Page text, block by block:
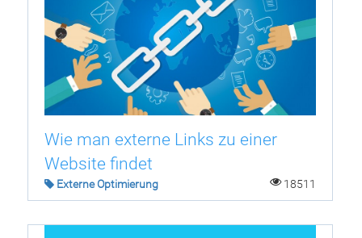
Wie man externe Links zu einer
Website findet
Externe Optimierung 18511